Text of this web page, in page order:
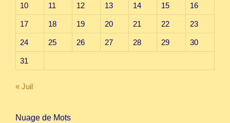
10 11 12 13 14 15 16
17 18 19 20 21 22 23
24 25 26 27 28 29 30
31
« Juil
Nuage de Mots